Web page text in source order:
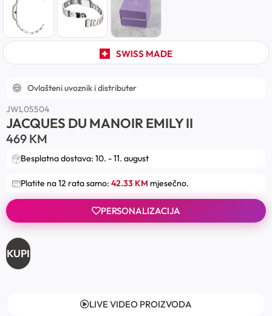
SWISS MADE
Ovlašteni uvoznik i distributer
JWL05504
JACQUES DU MANOIR EMILY II
469 KM
Besplatna dostava: 10. - 11. august
Platite na 12 rata samo: 42.33 KM mjesečno.
PERSONALIZACIJA
KUPI
LIVE VIDEO PROIZVODA